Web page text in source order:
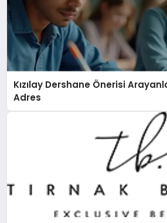
Kızılay Dershane Önerisi
Adres